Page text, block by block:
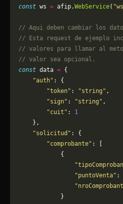
const ws = afip.WebService(
// Aqui deben cambiar los
// Esta request de ejemplo
// valores para llamar al
// valor sea opcional.
const data = {
    "auth"
: {
        "token"
: "string" ,
        "sign"
: "string" ,
        "cuit"
: 1
    },
    "solicitud"
: {
        "comprobante"
: [
            {
                "puntoVenta"
:
            }